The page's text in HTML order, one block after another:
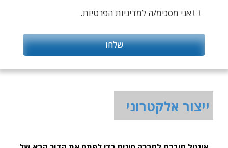
אני מסכימ/ה למדיניות הפרטיות.
ייצור אלקטרוני